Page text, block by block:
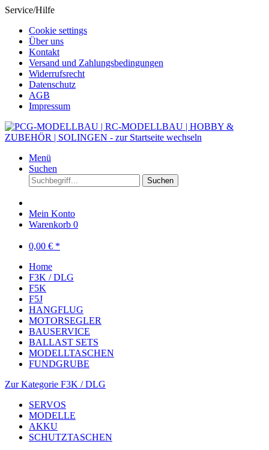
Service/Hilfe
Cookie settings
Über uns
Kontakt
Versand und Zahlungsbedingungen
Widerrufsrecht
Datenschutz
AGB
Impressum
Menü
Suchen
Suchen
Mein Konto
Warenkorb 0
0,00 € *
Home
F3K / DLG
F5K
F5J
HANGFLUG
MOTORSEGLER
BAUSERVICE
BALLAST SETS
MODELLTASCHEN
FUNDGRUBE
Zur Kategorie F3K / DLG
SERVOS
MODELLE
AKKU
SCHUTZTASCHEN